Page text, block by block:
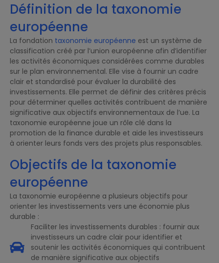
Définition de la taxonomie
européenne
La fondation taxonomie européenne est un système de
classification créé par l’union européenne afin d’identifier
les activités économiques considérées comme durables
sur le plan environnemental. Elle vise à fournir un cadre
clair et standardisé pour évaluer la durabilité des
investissements. Elle permet de définir des critères précis
pour déterminer quelles activités contribuent de manière
significative aux objectifs environnementaux de l’ue. La
taxonomie européenne joue un rôle clé dans la
promotion de la finance durable et aide les investisseurs
à orienter leurs fonds vers des projets plus responsables.
Objectifs de la taxonomie
européenne
La taxonomie européenne a plusieurs objectifs pour
orienter les investissements vers une économie plus
durable :
Faciliter les investissements durables : fournir aux
investisseurs un cadre clair pour identifier et
soutenir les activités économiques qui contribuent
de manière significative aux objectifs